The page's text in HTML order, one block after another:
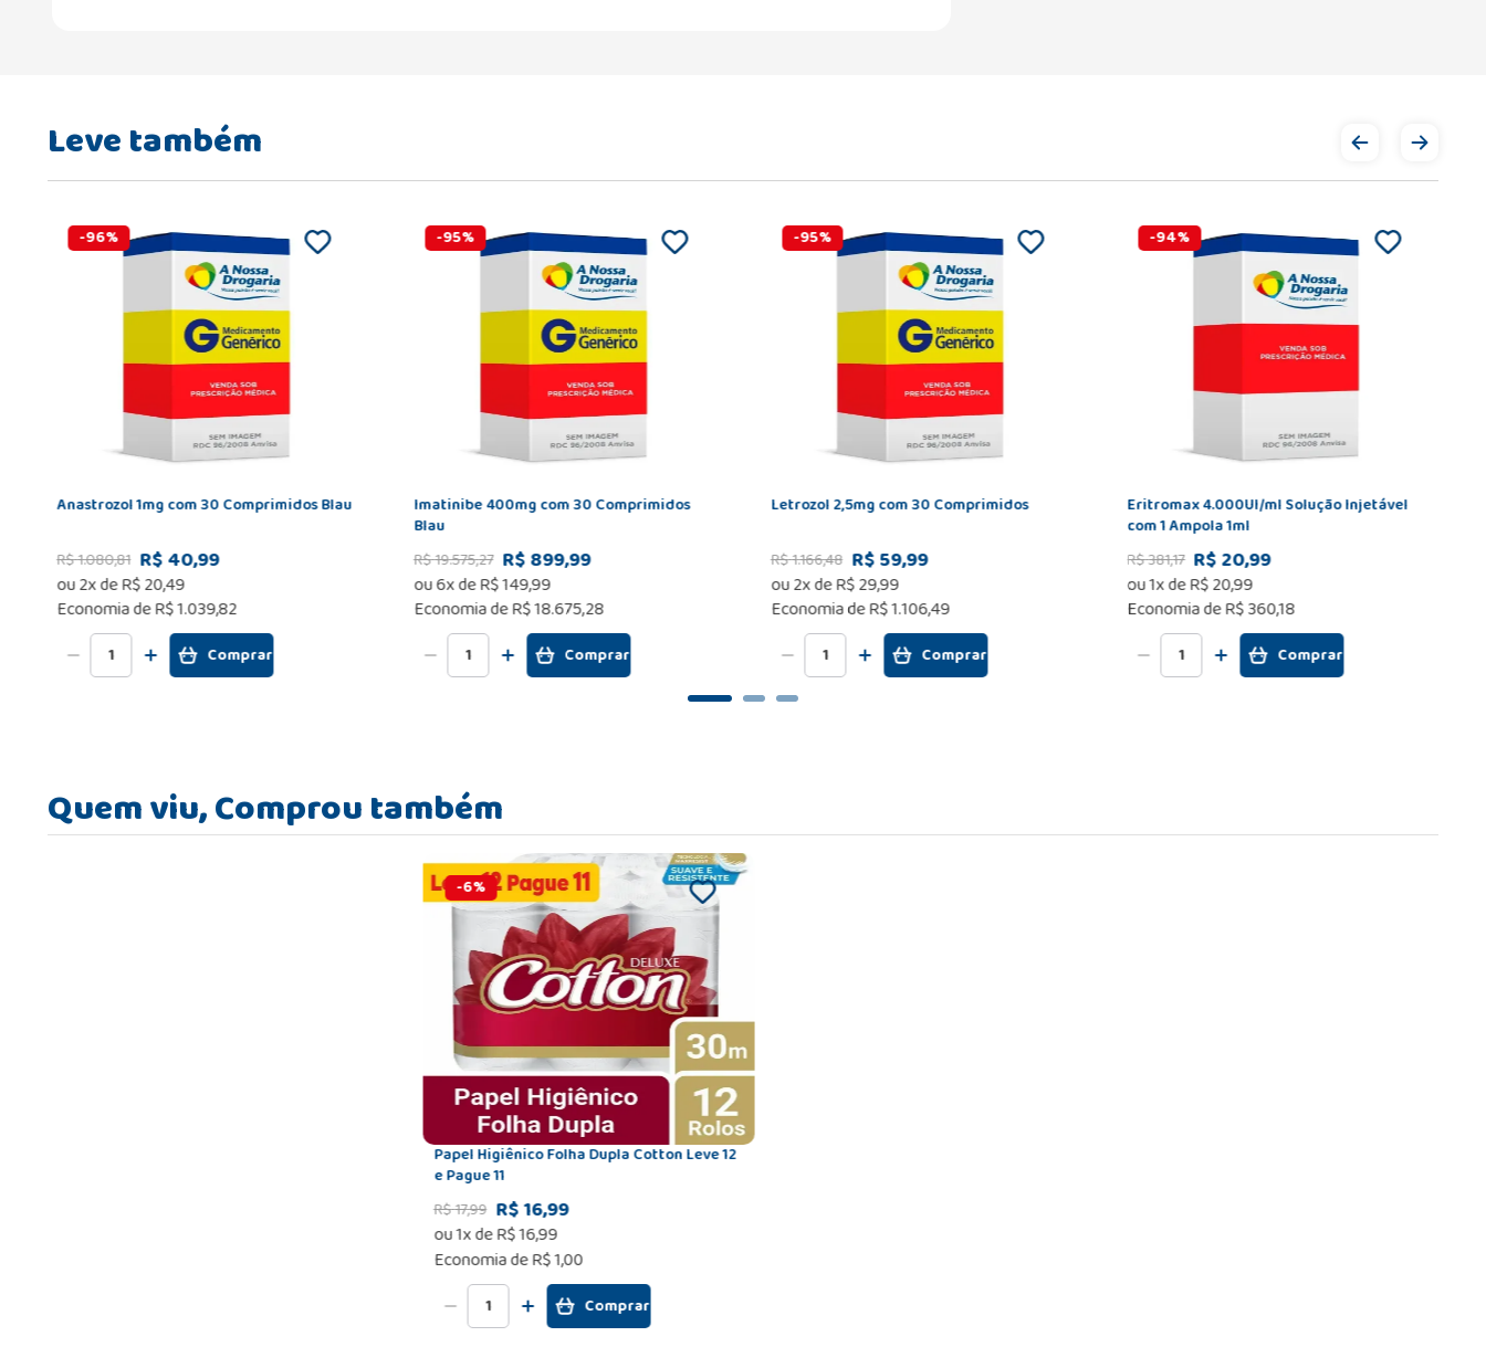
Leve também
-96%
Anastrozol 1mg com 30 Comprimidos Blau
R$1.080,81 R$ 40,99
ou2x deR$20,49
Economia deR$ 1.039,82
Comprar
-95%
Imatinibe 400mg com 30 Comprimidos
Blau
R$19.575,27 R$ 899,99
ou6x deR$149,99
Economia deR$ 18.675,28
Comprar
-95%
Letrozol 2,5mg com 30 Comprimidos
R$1.166,48 R$ 59,99
ou2x deR$29,99
Economia deR$ 1.106,49
Comprar
-94%
Eritromax 4.000UI/ml Solução Injetável
com 1 Ampola 1ml
R$381,17 R$ 20,99
ou1x deR$20,99
Economia deR$ 360,18
Comprar
Quem viu, Comprou também
-6%
Papel Higiênico Folha Dupla Cotton Leve 12
e Pague 11
R$17,99 R$ 16,99
ou1x deR$16,99
Economia deR$ 1,00
Comprar